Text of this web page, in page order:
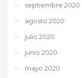
septiembre 2020
agosto 2020
julio 2020
junio 2020
mayo 2020